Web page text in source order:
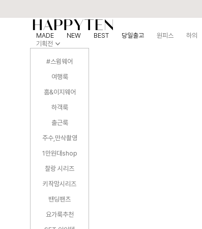
MADE NEW BEST 당일출고 원피스 하의
기획전
#스윔웨어
여행룩
홈&이지웨어
하객룩
출근룩
주수,만삭촬영
1만원대shop
찰랑 시리즈
키작맘시리즈
밴딩팬츠
요가룩추천